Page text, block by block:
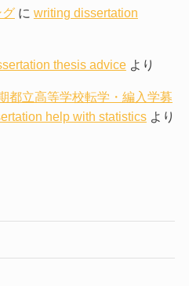
に writing dissertation
thesis adviceより
立高等学校転学・編入学募
help with statisticsより